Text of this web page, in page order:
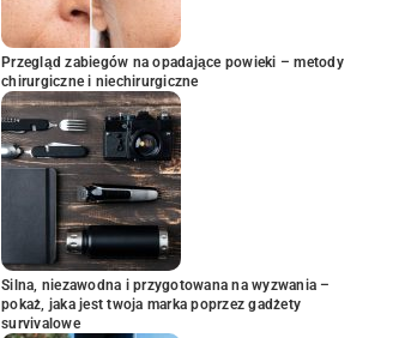
Przegląd zabiegów na opadające powieki – metody
chirurgiczne i niechirurgiczne
Silna, niezawodna i przygotowana na wyzwania –
pokaż, jaka jest twoja marka poprzez gadżety
survivalowe